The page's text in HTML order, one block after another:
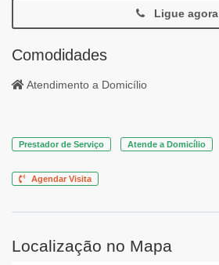
Ligue agora
Comodidades
Atendimento a Domicílio
Prestador de Serviço Atende a Domicílio
Agendar Visita
Localização no Mapa